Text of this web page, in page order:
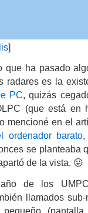
]
que ha pasado
radares es la
PC, quizás
(que está en
mencioné en el
ordenador barato,
se planteaba
de la vista. 😛
de los UMPC
llamados
pequeño